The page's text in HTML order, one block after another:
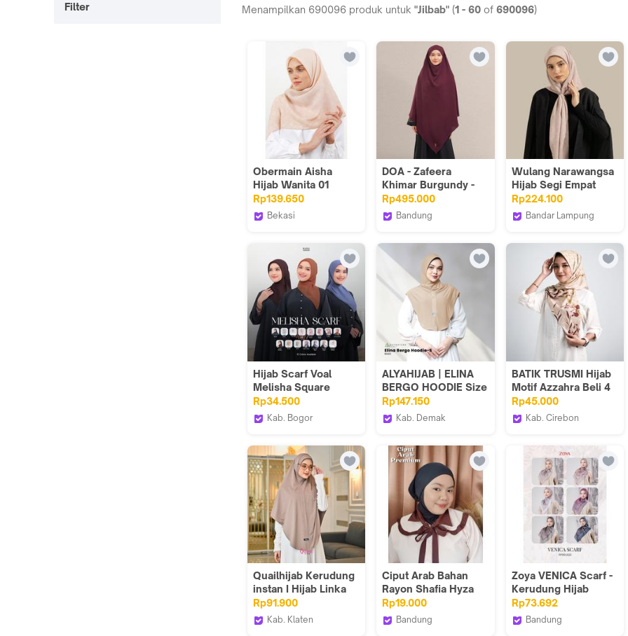
Filter Menampilkan 690096 produk untuk "Jilbab" (1 - 60 of 690096)
Obermain Aisha
Hijab Wanita 01
Rp139.650
Bekasi
DOA - Zafeera
Khimar Burgundy -
Khimar
Rp495.000
Bandung
Wulang Narawangsa
Hijab Segi Empat
Monogram Mauve |
Kerudung Segi
Empat | Hijab Motif
Voal Premium
Rp224.100
Bandar Lampung
Hijab Scarf Voal
Melisha Square
Segiempat Polos
Jahit Kelim Size 110 x
110 Flowly Premium
Rp34.500
Kab. Bogor
ALYAHIJAB | ELINA
BERGO HOODIE Size
S - Hijab Bergo
Hoodie Cocok Untuk
Daily Dan Olahraga
Rp147.150
Kab. Demak
BATIK TRUSMI Hijab
Motif Azzahra Beli 4
Lebih Murah Segi
Standar
Rp45.000
Kab. Cirebon
Official
Quailhijab Kerudung
instan I Hijab Linka
Bahan Jersey Aksen
Lobang Kacamata
Rp91.900
Kab. Klaten
Ciput Arab Bahan
Rayon Shafia Hyza
Rp19.000
Bandung
Zoya VENICA Scarf -
Kerudung Hijab
Segiempat Motif
With Pouch Ziplock -
Bahan Poly Fine -
Rp73.692
Bandung